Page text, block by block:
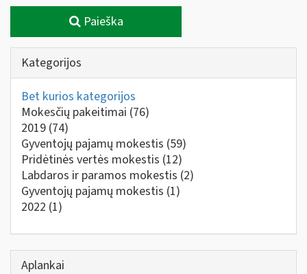
Paieška
Kategorijos
Bet kurios kategorijos
Mokesčių pakeitimai (76)
2019 (74)
Gyventojų pajamų mokestis (59)
Pridėtinės vertės mokestis (12)
Labdaros ir paramos mokestis (2)
Gyventojų pajamų mokestis (1)
2022 (1)
Aplankai